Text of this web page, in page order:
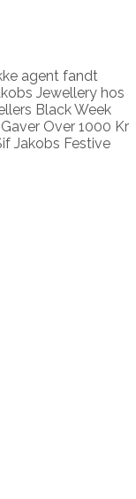
agent fandt
Jewellery hos
Black Week
Over 1000 Kr
Jakobs Festive